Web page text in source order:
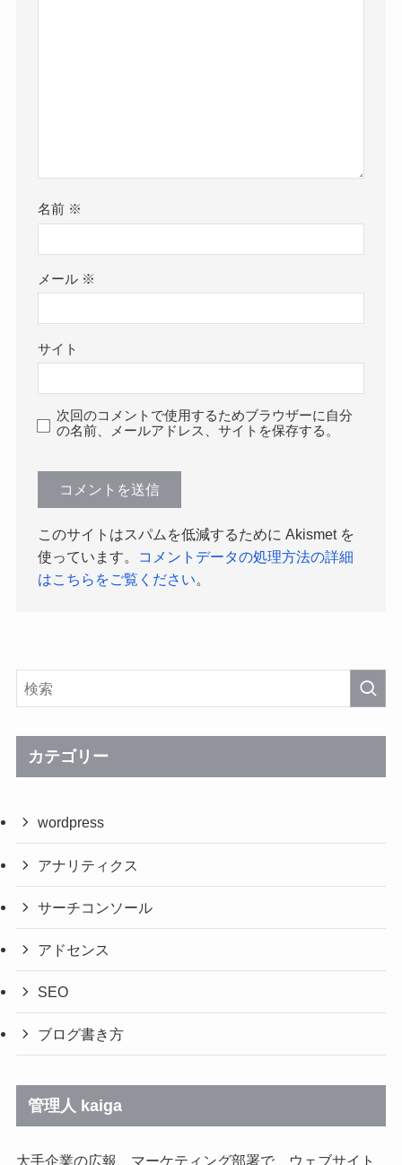
名前 ※
メール ※
サイト
次回のコメントで使用するためブラウザーに自分
の名前、メールアドレス、サイトを保存する。
このサイトはスパムを低減するために Akismet を
使っています。
コメントデータの処理方法の詳細
はこちらをご覧ください
カテゴリー
wordpress
アナリティクス
サーチコンソール
アドセンス
SEO
ブログ書き方
管理人 kaiga
大手企業の広報、マーケティング部署で、ウェブサイト